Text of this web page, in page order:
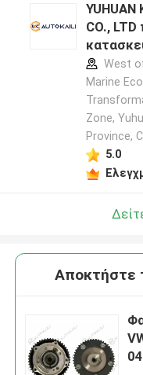
YUHUAN
CO.,
West
Marine
Zone,
Province,
5.0
Αποκτήστε